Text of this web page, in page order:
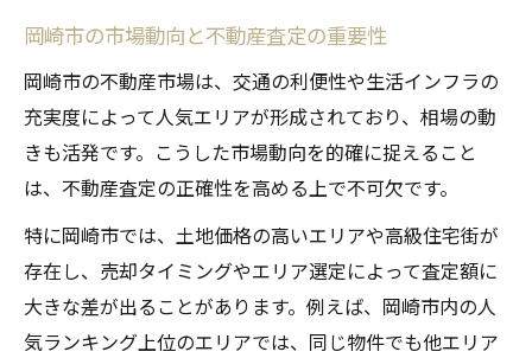
岡崎市の市場動向と不動産査定の重要性
岡崎市の不動産市場は、交通の利便性や生活インフラの
充実度によって人気エリアが形成されており、相場の動
きも活発です。こうした市場動向を的確に捉えること
は、不動産査定の正確性を高める上で不可欠です。
特に岡崎市では、土地価格の高いエリアや高級住宅街が
存在し、売却タイミングやエリア選定によって査定額に
大きな差が出ることがあります。例えば、岡崎市内の人
気ランキング上位のエリアでは、同じ物件でも他エリア